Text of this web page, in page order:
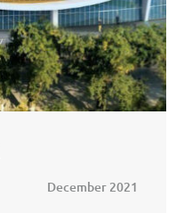
December 2021